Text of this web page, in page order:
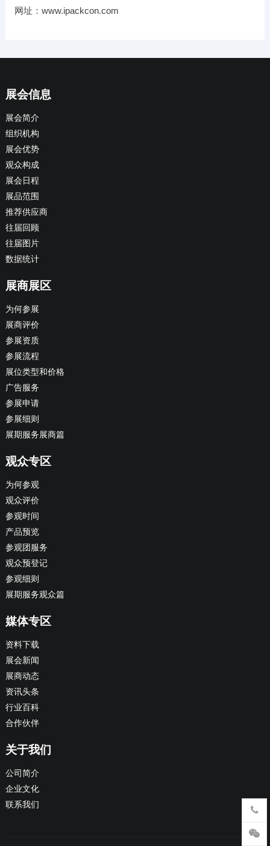
网址：www.ipackcon.com
展会信息
展会简介
组织机构
展会优势
观众构成
展会日程
展品范围
推荐供应商
往届回顾
往届图片
数据统计
展商展区
为何参展
展商评价
参展资质
参展流程
展位类型和价格
广告服务
参展申请
参展细则
展期服务展商篇
观众专区
为何参观
观众评价
参观时间
产品预览
参观团服务
观众预登记
参观细则
展期服务观众篇
媒体专区
资料下载
展会新闻
展商动态
资讯头条
行业百科
合作伙伴
关于我们
公司简介
企业文化
联系我们